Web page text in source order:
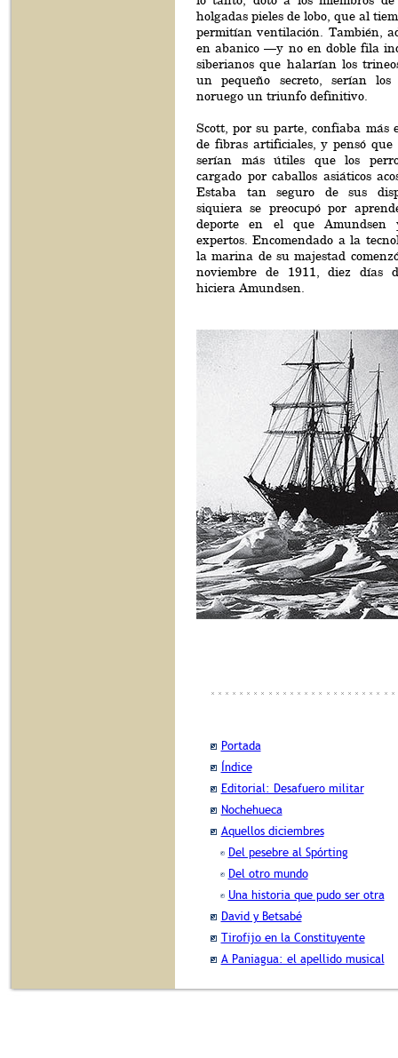
holgadas pieles de lobo, que al
permitían ventilación. También,
en abanico —y no en doble fila
siberianos que halarían los
un pequeño secreto, serían
noruego un triunfo definitivo.
Scott, por su parte, confiaba más
de fibras artificiales, y pensó que
serían más útiles que los
cargado por caballos asiáticos
Estaba tan seguro de sus
siquiera se preocupó por
deporte en el que Amundsen
expertos. Encomendado a la
la marina de su majestad
noviembre de 1911, diez días
hiciera Amundsen.
Portada
Índice
Editorial: Desafuero militar
Nochehueca
Aquellos diciembres
Del pesebre al Spórting
Del otro mundo
Una historia que pudo ser otra
David y Betsabé
Tirofijo en la Constituyente
A Paniagua: el apellido musical